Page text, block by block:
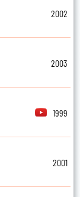
2002
2003
1999
2001